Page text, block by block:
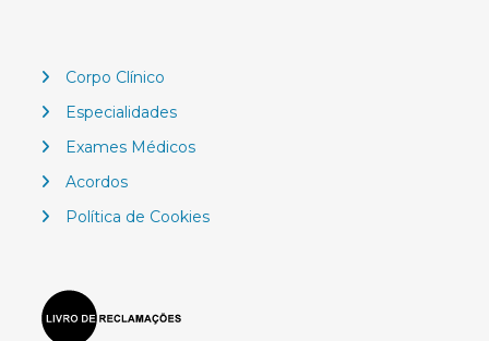
Corpo Clínico
Especialidades
Exames Médicos
Acordos
Política de Cookies